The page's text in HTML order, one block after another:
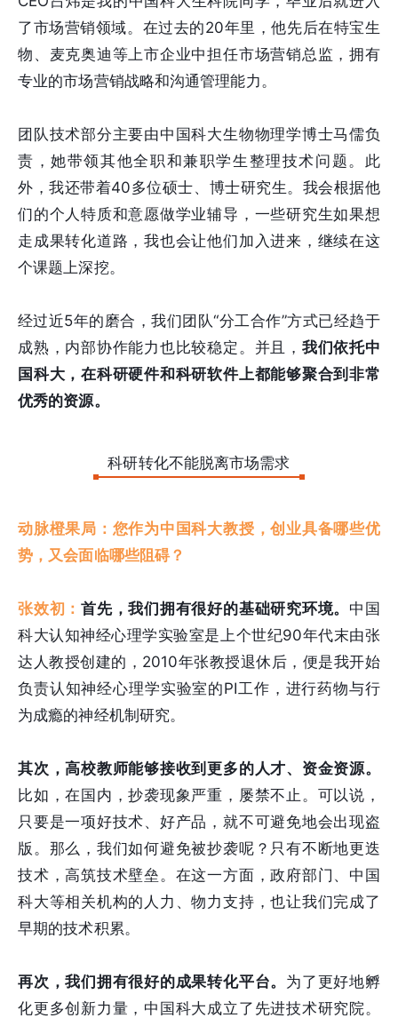
了市场营销领域。在过去的20年里，他先后在特宝生
物、麦克奥迪等上市企业中担任市场营销总监，拥有
专业的市场营销战略和沟通管理能力。
团队技术部分主要由中国科大生物物理学博士马儒负
责，她带领其他全职和兼职学生整理技术问题。此
外，我还带着40多位硕士、博士研究生。我会根据他
们的个人特质和意愿做学业辅导，一些研究生如果想
走成果转化道路，我也会让他们加入进来，继续在这
个课题上深挖。
经过近5年的磨合，我们团队“分工合作”方式已经趋于
成熟，内部协作能力也比较稳定。并且， 我们依托中
国科大，在科研硬件和科研软件上都能够聚合到非常
优秀的资源。
科研转化不能脱离市场需求
动脉橙果局：您作为中国科大教授，创业具备哪些优
势，又会面临哪些阻碍？
张效初：首先，我们拥有很好的基础研究环境。 中国
科大认知神经心理学实验室是上个世纪90年代末由张
达人教授创建的，2010年张教授退休后，便是我开始
负责认知神经心理学实验室的PI工作，进行药物与行
为成瘾的神经机制研究。
其次，高校教师能够接收到更多的人才、资金资源。
比如，在国内，抄袭现象严重，屡禁不止。可以说，
只要是一项好技术、好产品，就不可避免地会出现盗
版。那么，我们如何避免被抄袭呢？只有不断地更迭
技术，高筑技术壁垒。在这一方面，政府部门、中国
科大等相关机构的人力、物力支持，也让我们完成了
早期的技术积累。
再次，我们拥有很好的成果转化平台。 为了更好地孵
化更多创新力量，中国科大成立了先进技术研究院。